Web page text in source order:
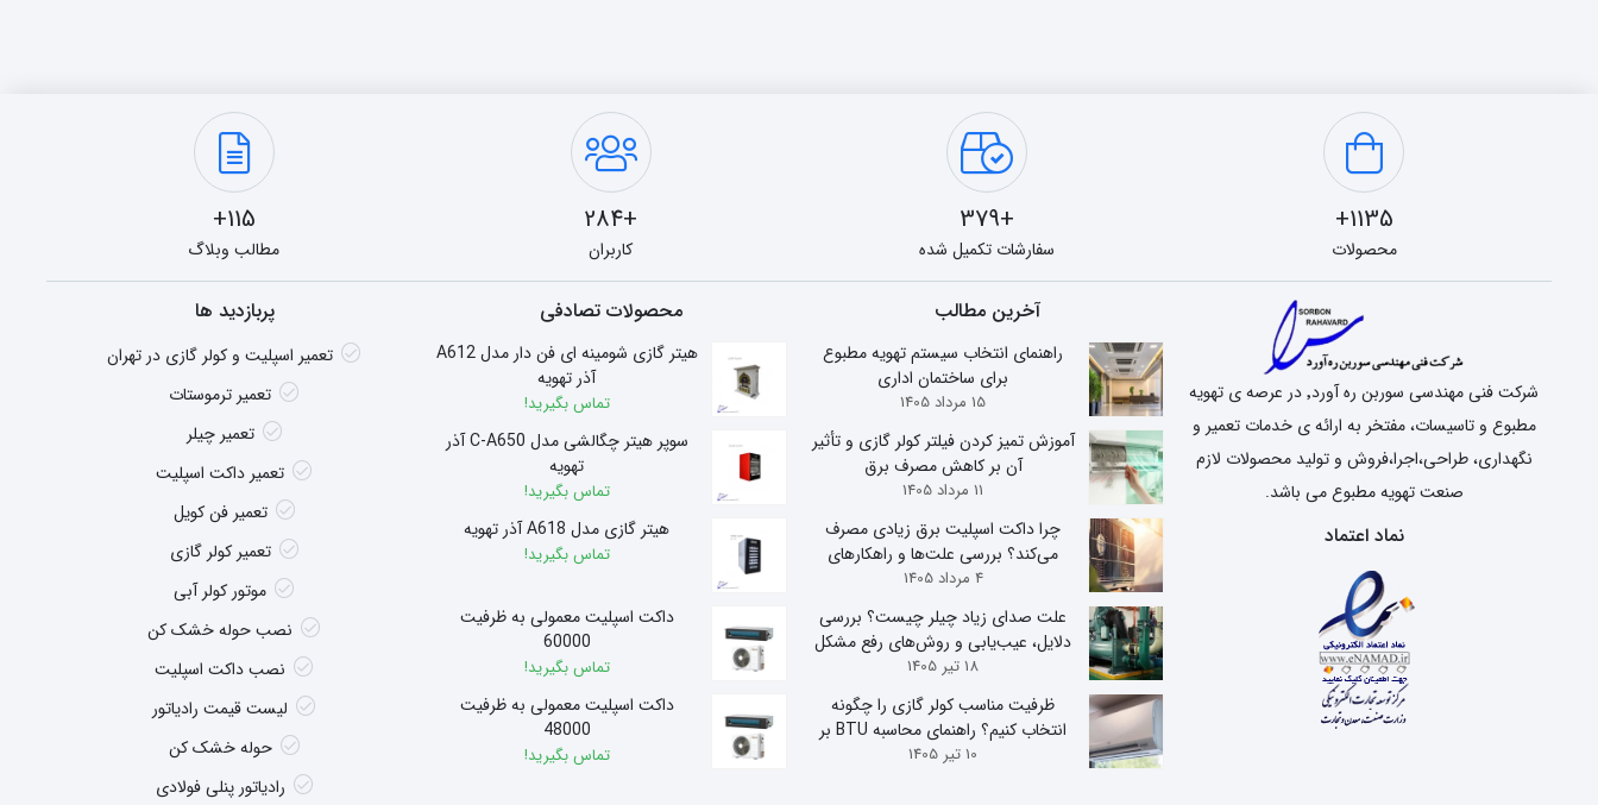
1135+
محصولات
+379
سفارشات تکمیل شده
+284
کاربران
115+
مطالب وبلاگ
شرکت فنی مهندسی سوربن ره آورد٬ در عرصه ی تهویه
مطبوع و تاسیسات، مفتخر به ارائه ی خدمات تعمیر و
نگهداری، طراحی،اجرا،فروش و تولید محصولات لازم
صنعت تهویه مطبوع می باشد.
نماد اعتماد
آخرین مطالب
راهنمای انتخاب سیستم تهویه مطبوع
برای ساختمان اداری
15 مرداد 1405
آموزش تمیز کردن فیلتر کولر گازی و تأثیر
آن بر کاهش مصرف برق
11 مرداد 1405
چرا داکت اسپلیت برق زیادی مصرف
می‌کند؟ بررسی علت‌ها و راهکارهای
کاهش مصرف
4 مرداد 1405
علت صدای زیاد چیلر چیست؟ بررسی
دلایل، عیب‌یابی و روش‌های رفع مشکل
18 تیر 1405
ظرفیت مناسب کولر گازی را چگونه
انتخاب کنیم؟ راهنمای محاسبه BTU بر
اساس متراژ
10 تیر 1405
محصولات تصادفی
هیتر گازی شومینه ای فن دار مدل A612
آذر تهویه
تماس بگیرید!
سوپر هیتر چگالشی مدل C-A650 آذر
تهویه
تماس بگیرید!
هیتر گازی مدل A618 آذر تهویه
تماس بگیرید!
داکت اسپلیت معمولی به ظرفیت
60000
تماس بگیرید!
داکت اسپلیت معمولی به ظرفیت
48000
تماس بگیرید!
پربازدید ها
تعمیر اسپلیت و کولر گازی در تهران
تعمیر ترموستات
تعمیر چیلر
تعمیر داکت اسپلیت
تعمیر فن کویل
تعمیر کولر گازی
موتور کولر آبی
نصب حوله خشک کن
نصب داکت اسپلیت
لیست قیمت رادیاتور
حوله خشک کن
رادیاتور پنلی فولادی